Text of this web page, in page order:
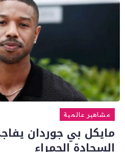
مشاهير عالمية
مايكل بي جوردان